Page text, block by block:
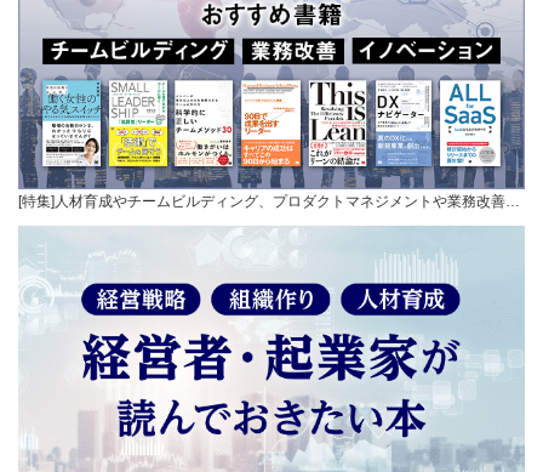
[特集]人材育成やチームビルディング、プロダクトマネジメントや業務改善…